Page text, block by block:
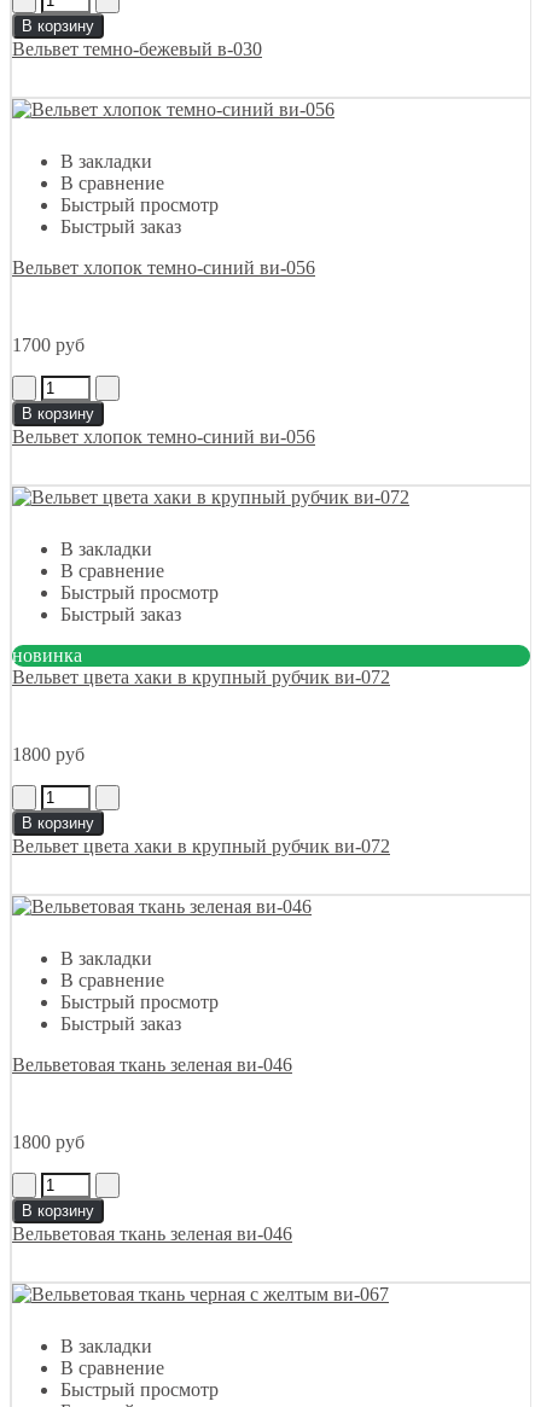
В корзину
Вельвет темно-бежевый в-030
В закладки
В сравнение
Быстрый просмотр
Быстрый заказ
Вельвет хлопок темно-синий ви-056
1700 руб
В корзину
Вельвет хлопок темно-синий ви-056
В закладки
В сравнение
Быстрый просмотр
Быстрый заказ
новинка
Вельвет цвета хаки в крупный рубчик ви-072
1800 руб
В корзину
Вельвет цвета хаки в крупный рубчик ви-072
В закладки
В сравнение
Быстрый просмотр
Быстрый заказ
Вельветовая ткань зеленая ви-046
1800 руб
В корзину
Вельветовая ткань зеленая ви-046
В закладки
В сравнение
Быстрый просмотр